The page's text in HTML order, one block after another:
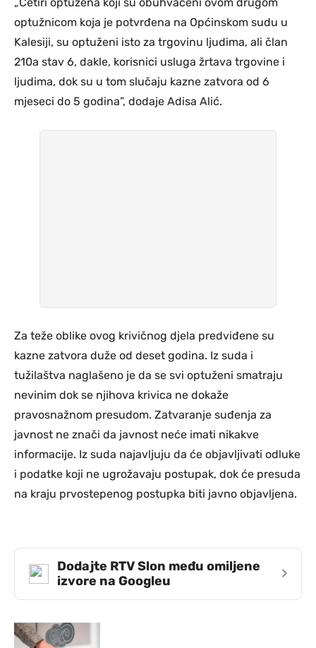
optužnicom koja je potvrđena na Općinskom sudu u
Kalesiji, su optuženi isto za trgovinu ljudima, ali član
210a stav 6, dakle, korisnici usluga žrtava trgovine i
ljudima, dok su u tom slučaju kazne zatvora od 6
mjeseci do 5 godina”, dodaje Adisa Alić.
Za teže oblike ovog krivičnog djela predviđene su
kazne zatvora duže od deset godina. Iz suda i
tužilaštva naglašeno je da se svi optuženi smatraju
nevinim dok se njihova krivica ne dokaže
pravosnažnom presudom. Zatvaranje suđenja za
javnost ne znači da javnost neće imati nikakve
informacije. Iz suda najavljuju da će objavljivati odluke
i podatke koji ne ugrožavaju postupak, dok će presuda
na kraju prvostepenog postupka biti javno objavljena.
Dodajte RTV Slon među omiljene
izvore na Googleu
›